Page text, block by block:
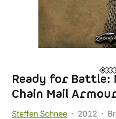
Ready for Battle:
Chain Mail
Steffen Schnee 2012